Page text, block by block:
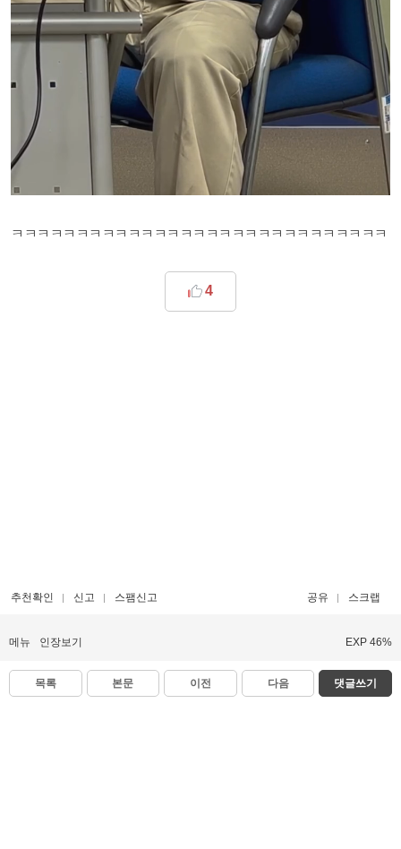
ㅋㅋㅋㅋㅋㅋㅋㅋㅋㅋㅋㅋㅋㅋㅋㅋㅋㅋㅋㅋㅋㅋㅋㅋㅋㅋㅋㅋㅋ​
4
추천확인 신고 스팸신고 공유 스크랩
메뉴 인장보기 EXP 46%
목록 본문 이전 다음 댓글쓰기